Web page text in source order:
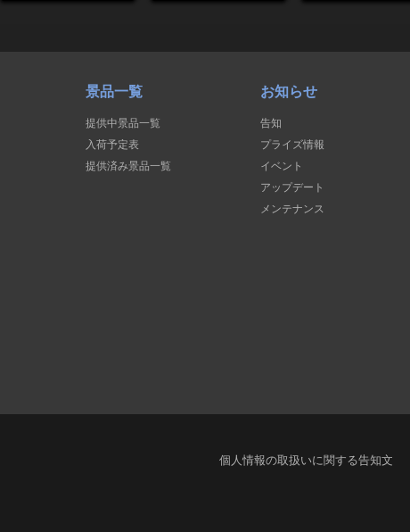
景品一覧
提供中景品一覧
入荷予定表
提供済み景品一覧
お知らせ
告知
プライズ情報
イベント
アップデート
メンテナンス
個人情報の取扱いに関する告知文